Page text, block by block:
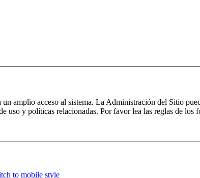
amplio acceso al sistema. La Administración del Sitio
uso y políticas relacionadas. Por favor lea las reglas de los
to mobile style